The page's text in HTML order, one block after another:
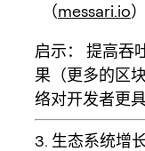
（messari.io）
启示：
提高吞
果（更多的区
络对开发者更
3. 生态系统增